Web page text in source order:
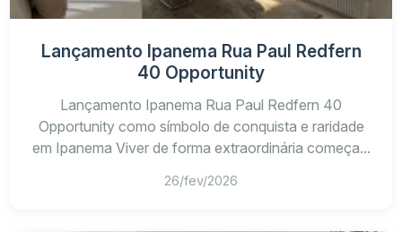
Lançamento Ipanema Rua Paul Redfern
40 Opportunity
Lançamento Ipanema Rua Paul Redfern 40
Opportunity como símbolo de conquista e raridade
em Ipanema Viver de forma extraordinária começa...
26/fev/2026